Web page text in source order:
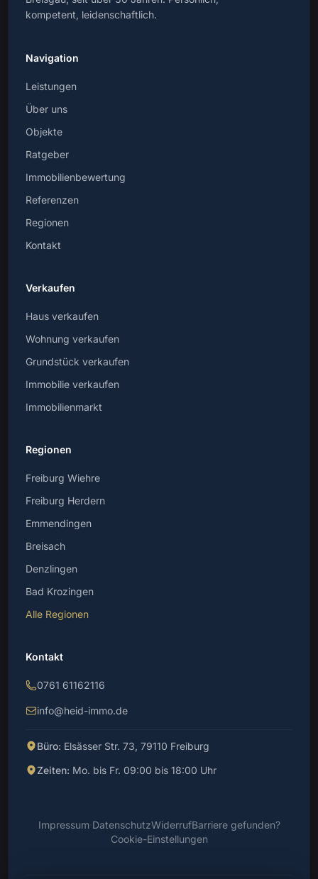
kompetent, leidenschaftlich.
Navigation
Leistungen
Über uns
Objekte
Ratgeber
Immobilienbewertung
Referenzen
Regionen
Kontakt
Verkaufen
Haus verkaufen
Wohnung verkaufen
Grundstück verkaufen
Immobilie verkaufen
Immobilienmarkt
Regionen
Freiburg Wiehre
Freiburg Herdern
Emmendingen
Breisach
Denzlingen
Bad Krozingen
Alle Regionen
Kontakt
0761 61162116
info@heid-immo.de
Büro: Elsässer Str. 73, 79110 Freiburg
Zeiten: Mo. bis Fr. 09:00 bis 18:00 Uhr
Impressum DatenschutzWiderrufBarriere gefunden?
Cookie-Einstellungen